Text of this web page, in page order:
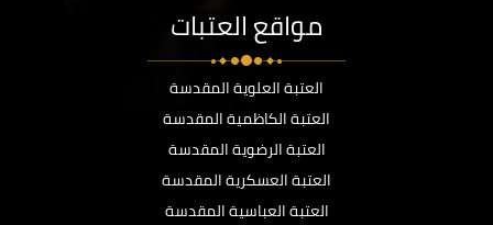
مواقع العتبات
العتبة العلوية المقدسة
العتبة الكاظمية المقدسة
العتبة الرضوية المقدسة
العتبة العسكرية المقدسة
العتبة العباسية المقدسة